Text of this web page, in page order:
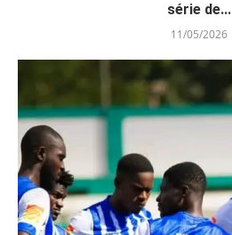
série de...
11/05/2026